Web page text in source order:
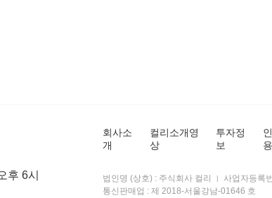
후 6시
회사소
개
컬리소개영
상
투자정
보
용
법인명 (상호) : 주식회사 컬리 사업자등록
통신판매업 : 제 2018-서울강남-01646 호